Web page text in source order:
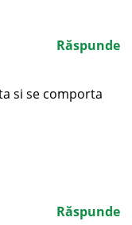
si se comporta
Răspunde
Răspunde